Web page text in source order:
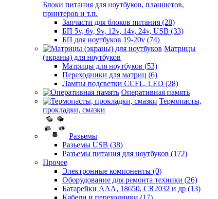
Блоки питания для ноутбуков, планшетов,
принтеров и т.п.
Запчасти для блоков питания (28)
БП 5v, 6v, 9v, 12v, 14v, 24v, USB (33)
БП для ноутбуков 19-20v (74)
Матрицы
(экраны) для ноутбуков
Матрицы для ноутбуков (53)
Переходники для матриц (6)
Лампы подсветки CCFL, LED (28)
Оперативная память
Термопасты,
прокладки, смазки
Разъемы
Разъемы USB (38)
Разъемы питания для ноутбуков (172)
Прочее
Электронные компоненты (0)
Оборудование для ремонта техники (26)
Батарейки AAА, 18650, CR2032 и др (13)
Кабели и переходники (17)